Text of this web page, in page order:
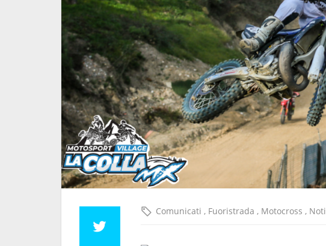
Comunicati , Fuoristrada , Motocross ,